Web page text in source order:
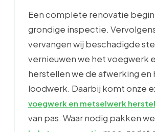
Een complete renovatie
grondige inspectie.
vervangen wij beschadigde
vernieuwen we het voegwerk
herstellen we de afwerking en
loodwerk. Daarbij komt onze
voegwerk en metselwerk
van pas. Waar nodig pakken